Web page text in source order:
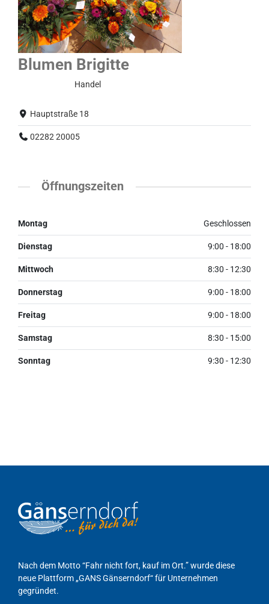
Blumen Brigitte
Handel
Hauptstraße 18
02282 20005
Öffnungszeiten
Montag Geschlossen
Dienstag 9:00 - 18:00
Mittwoch 8:30 - 12:30
Donnerstag 9:00 - 18:00
Freitag 9:00 - 18:00
Samstag 8:30 - 15:00
Sonntag 9:30 - 12:30
Nach dem Motto “Fahr nicht fort, kauf im Ort.” wurde diese
neue Plattform „GANS Gänserndorf“ für Unternehmen
gegründet.